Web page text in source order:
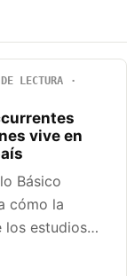
LECTURA
vive en
Básico
cómo la
los estudios…